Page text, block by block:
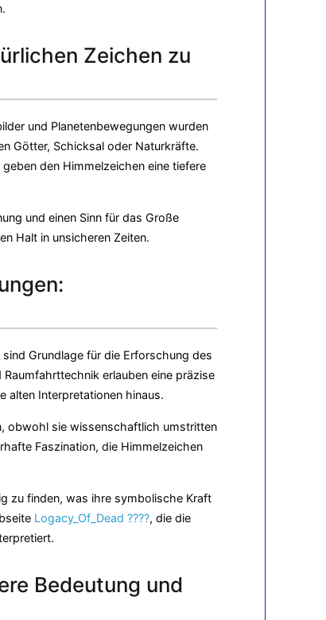
Zeichen zu
und Planetenbewegungen wurden
Götter, Schicksal oder Naturkräfte.
den Himmelzeichen eine tiefere
und einen Sinn für das Große
Halt in unsicheren Zeiten.
Grundlage für die Erforschung des
erlauben eine präzise
alten Interpretationen hinaus.
obwohl sie wissenschaftlich umstritten
Faszination, die Himmelzeichen
zu finden, was ihre symbolische Kraft
Logacy_Of_Dead ????, die die
Bedeutung und